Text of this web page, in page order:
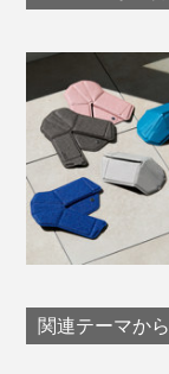
従来のビジネス
欠かせないパ
MacBook Proの
裕で入っちゃう
「これ、ポー
シェアオフィ
事が始められる
「必要な仕事道
から、リュッ
関連テーマか